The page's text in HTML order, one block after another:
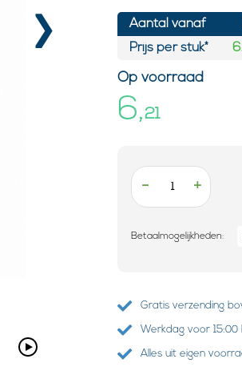
›
Aantal vanaf
Prijs per stuk*
Op voorraad
6,21
- +
Betaalmogelijkheden:
Gratis verzending
Werkdag voor 15:00
Alles uit eigen